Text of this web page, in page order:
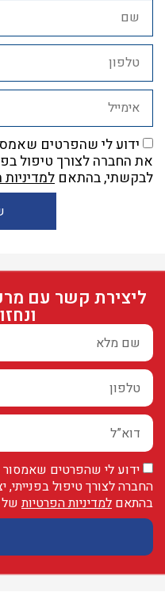
ידוע לי שהפרטים
את החברה לצורך טיפול
לבקשתי, בהתאם
ליצירת קשר עם
ידוע לי שהפרטים
החברה לצורך טיפול
בהתאם למדיניות הפרטיותשל